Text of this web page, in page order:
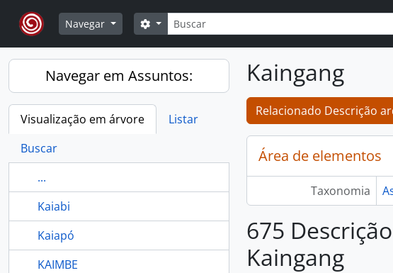
Skip to main content
Navegar
Buscar
Opções de busca
Navegar em Assuntos:
Visualização em árvore
Listar
Buscar
...
Kaiabi
Kaiapó
KAIMBE
Kaingang
Relacionado Descrição
Área de elementos
Taxonomia
675
Kaingang